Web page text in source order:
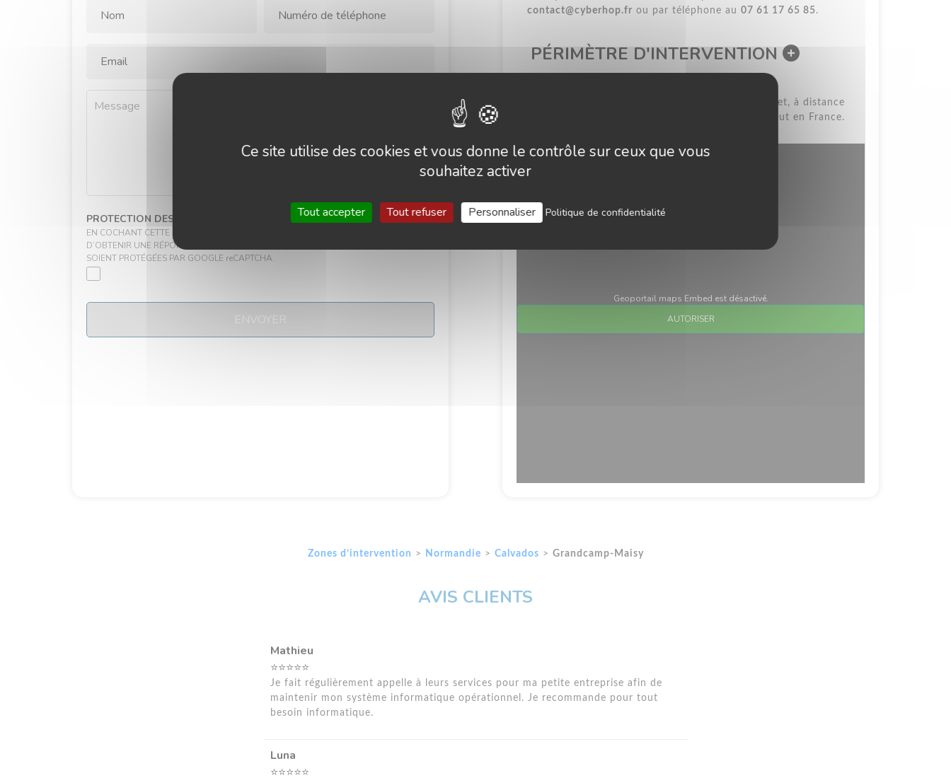
Ce site utilise des cookies et vous donne le contrôle sur ceux que vous
souhaitez activer
Tout accepter Tout refuser Personnaliser Politique de confidentialité
PROTECTION DES DONNÉES
EN COCHANT CETTE CASE, J’ACCEPTE D’ENVOYER CES INFORMATIONS DANS LE BUT
D’OBTENIR UNE RÉPONSE À MA DEMANDE. ET J’ACCEPTE QUE MES DONNÉES
SOIENT PROTÉGÉES PAR GOOGLE reCAPTCHA.
ENVOYER
contact@cyberhop.fr ou par téléphone au 07 61 17 65 85.
PÉRIMÈTRE D'INTERVENTION
Nous intervenons dans le Calvados et la Manche, et, à distance
ou en déplacement physique (sur demande), partout en France.
Geoportail maps Embed est désactivé.
AUTORISER
Zones d’intervention > Normandie > Calvados > Grandcamp-Maisy
AVIS CLIENTS
Mathieu
⭐⭐⭐⭐⭐
Je fait régulièrement appelle à leurs services pour ma petite entreprise afin de
maintenir mon système informatique opérationnel. Je recommande pour tout
besoin informatique.
Luna
⭐⭐⭐⭐⭐